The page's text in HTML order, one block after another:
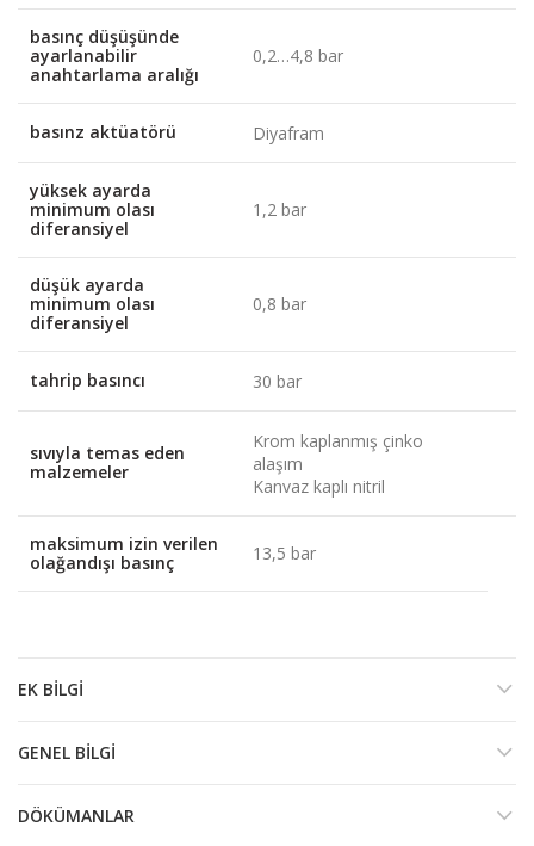
basınç düşüşünde
ayarlanabilir
anahtarlama aralığı
0,2…4,8 bar
basınz aktüatörü Diyafram
yüksek ayarda
minimum olası
diferansiyel
1,2 bar
düşük ayarda
minimum olası
diferansiyel
0,8 bar
tahrip basıncı 30 bar
sıvıyla temas eden
malzemeler
Krom kaplanmış çinko
alaşım
Kanvaz kaplı nitril
maksimum izin verilen
olağandışı basınç
13,5 bar
EK BILGI
GENEL BILGI
DÖKÜMANLAR